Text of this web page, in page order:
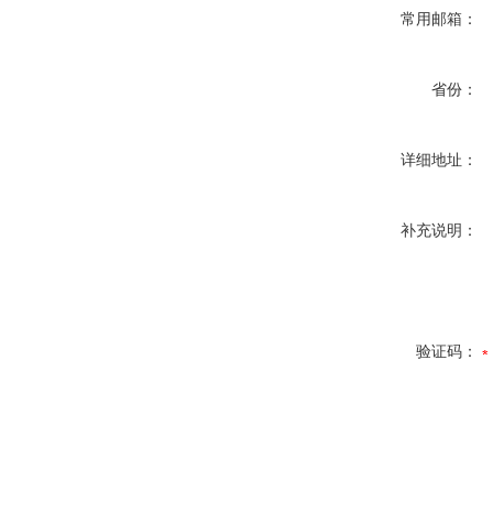
常用邮箱：
省份：
详细地址：
补充说明：
验证码：